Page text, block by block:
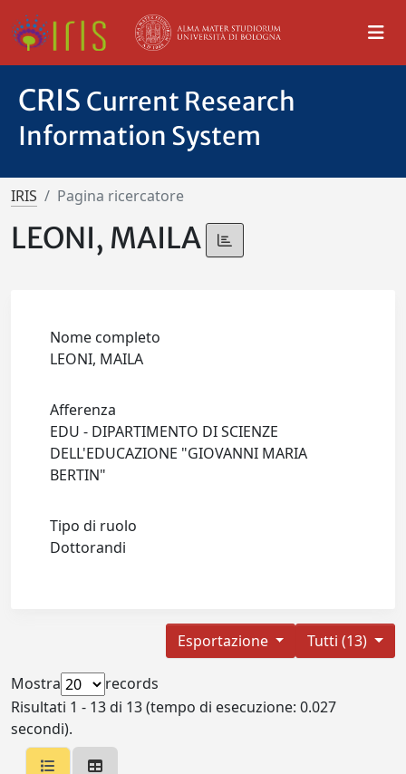
CRIS Current Research
Information System
IRIS Pagina ricercatore
LEONI, MAILA
Nome completo
LEONI, MAILA
Afferenza
EDU - DIPARTIMENTO DI SCIENZE
DELL'EDUCAZIONE "GIOVANNI MARIA
BERTIN"
Tipo di ruolo
Dottorandi
Tutti (13)
Esportazione
Mostra
records
Risultati 1 - 13 di 13 (tempo di esecuzione: 0.027
secondi).